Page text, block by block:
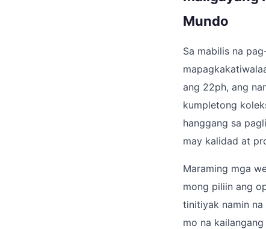
Mundo
Sa mabilis na
ang 22ph, ang
kumpletong
hanggang sa
may kalidad at
Maraming mga
mong piliin ang
tinitiyak namin
mo na